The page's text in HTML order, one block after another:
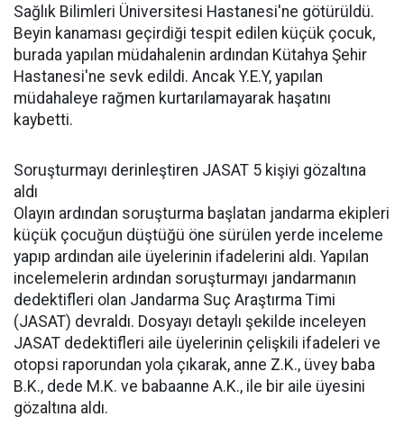
Sağlık Bilimleri Üniversitesi Hastanesi'ne götürüldü.
Beyin kanaması geçirdiği tespit edilen küçük çocuk,
burada yapılan müdahalenin ardından Kütahya Şehir
Hastanesi'ne sevk edildi. Ancak Y.E.Y, yapılan
müdahaleye rağmen kurtarılamayarak haşatını
kaybetti.
Soruşturmayı derinleştiren JASAT 5 kişiyi gözaltına
aldı
Olayın ardından soruşturma başlatan jandarma ekipleri
küçük çocuğun düştüğü öne sürülen yerde inceleme
yapıp ardından aile üyelerinin ifadelerini aldı. Yapılan
incelemelerin ardından soruşturmayı jandarmanın
dedektifleri olan Jandarma Suç Araştırma Timi
(JASAT) devraldı. Dosyayı detaylı şekilde inceleyen
JASAT dedektifleri aile üyelerinin çelişkili ifadeleri ve
otopsi raporundan yola çıkarak, anne Z.K., üvey baba
B.K., dede M.K. ve babaanne A.K., ile bir aile üyesini
gözaltına aldı.